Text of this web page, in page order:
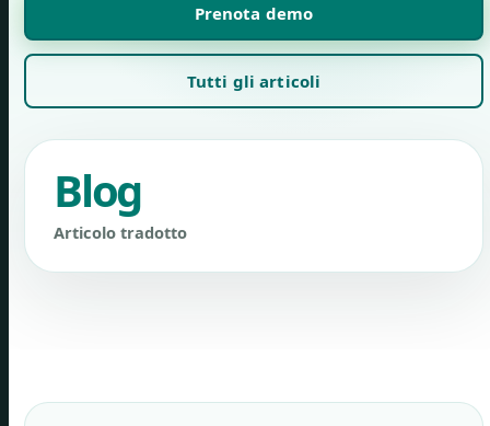
Prenota demo
Tutti gli articoli
Blog
Articolo tradotto